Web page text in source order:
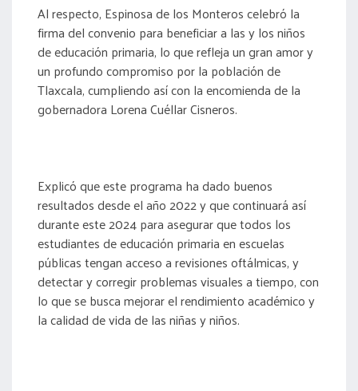
Al respecto, Espinosa de los Monteros celebró la
firma del convenio para beneficiar a las y los niños
de educación primaria, lo que refleja un gran amor y
un profundo compromiso por la población de
Tlaxcala, cumpliendo así con la encomienda de la
gobernadora Lorena Cuéllar Cisneros.
Explicó que este programa ha dado buenos
resultados desde el año 2022 y que continuará así
durante este 2024 para asegurar que todos los
estudiantes de educación primaria en escuelas
públicas tengan acceso a revisiones oftálmicas, y
detectar y corregir problemas visuales a tiempo, con
lo que se busca mejorar el rendimiento académico y
la calidad de vida de las niñas y niños.